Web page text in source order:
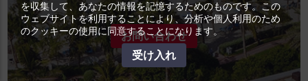
お問い合わせ
を収集して、あなたの情報を記憶するためのものです。この
ウェブサイトを利用することにより、分析や個人利用のため
のクッキーの使用に同意することになります。
受け入れ